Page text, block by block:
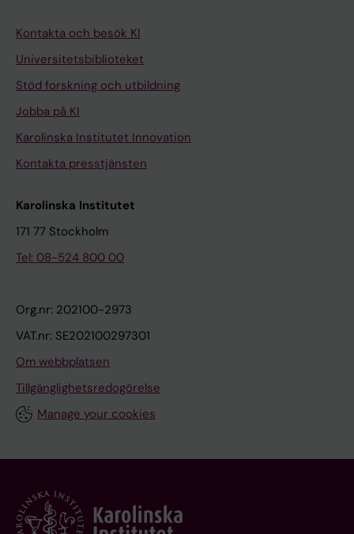
Kontakta och besök KI
Universitetsbiblioteket
Stöd forskning och utbildning
Jobba på KI
Karolinska Institutet Innovation
Kontakta presstjänsten
Karolinska Institutet
171 77 Stockholm
Tel: 08-524 800 00
Org.nr: 202100-2973
VAT.nr: SE202100297301
Om webbplatsen
Tillgänglighetsredogörelse
Manage your cookies